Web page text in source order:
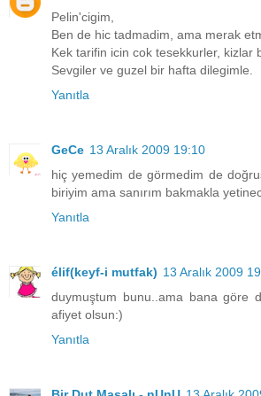
Pelin'cigim,
Ben de hic tadmadim, ama merak
Kek tarifin icin cok tesekkurler, kizlar
Sevgiler ve guzel bir hafta dilegimle.
Yanıtla
GeCe 13 Aralık 2009 19:10
hiç yemedim de görmedim de
biriyim ama sanırım bakmakla
Yanıtla
élif(keyf-i mutfak) 13 Aralık 2009
duymuştum bunu..ama bana göre
afiyet olsun:)
Yanıtla